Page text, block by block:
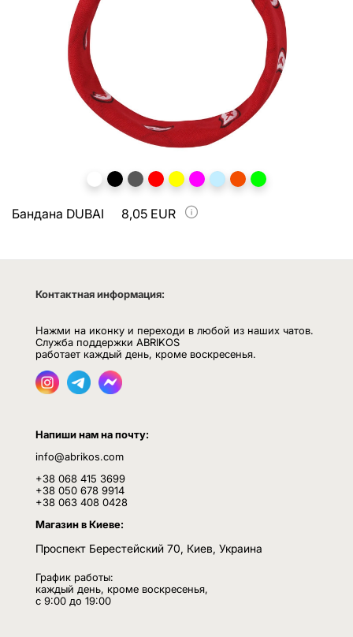
Бандана DUBAI 8,05 EUR
Контактная информация:
Нажми на иконку и переходи в любой из наших чатов.
Служба поддержки ABRIKOS
работает каждый день, кроме воскресенья.
Напиши нам на почту:
info@abrikos.com
+38 068 415 3699
+38 050 678 9914
+38 063 408 0428
Магазин в Киеве:
Проспект Берестейский 70, Киев, Украина
График работы:
каждый день, кроме воскресенья,
с 9:00 до 19:00